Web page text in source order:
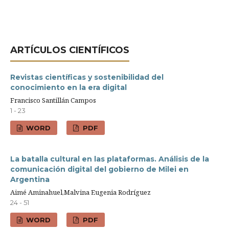
ARTÍ­CULOS CIENTÍFICOS
Revistas científicas y sostenibilidad del
conocimiento en la era digital
Francisco Santillán Campos
1 - 23
WORD PDF
La batalla cultural en las plataformas. Análisis de la
comunicación digital del gobierno de Milei en
Argentina
Aimé Aminahuel,Malvina Eugenia Rodríguez
24 - 51
WORD PDF